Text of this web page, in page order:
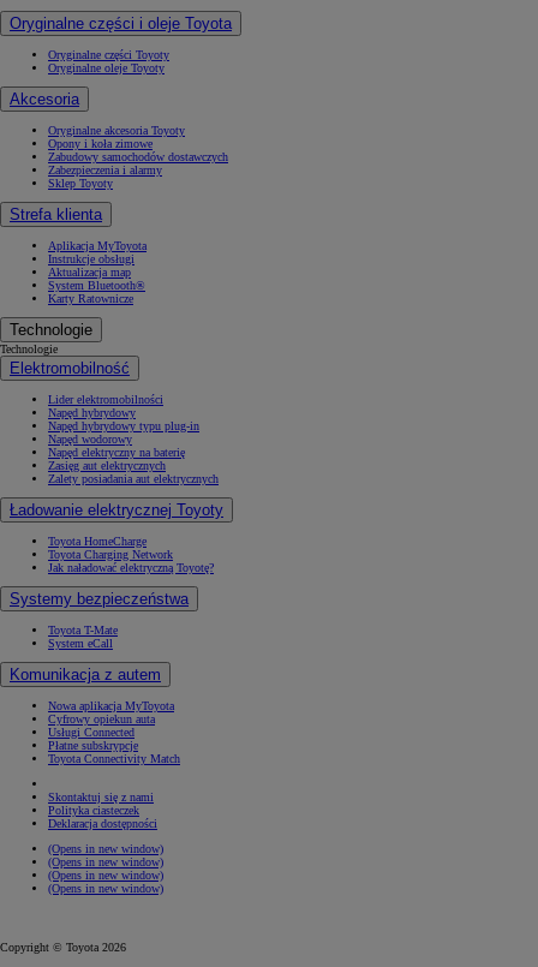
Oryginalne części i oleje Toyota
Oryginalne części Toyoty
Oryginalne oleje Toyoty
Akcesoria
Oryginalne akcesoria Toyoty
Opony i koła zimowe
Zabudowy samochodów dostawczych
Zabezpieczenia i alarmy
Sklep Toyoty
Strefa klienta
Aplikacja MyToyota
Instrukcje obsługi
Aktualizacja map
System Bluetooth®
Karty Ratownicze
Technologie
Technologie
Elektromobilność
Lider elektromobilności
Napęd hybrydowy
Napęd hybrydowy typu plug-in
Napęd wodorowy
Napęd elektryczny na baterię
Zasięg aut elektrycznych
Zalety posiadania aut elektrycznych
Ładowanie elektrycznej Toyoty
Toyota HomeCharge
Toyota Charging Network
Jak naładować elektryczną Toyotę?
Systemy bezpieczeństwa
Toyota T-Mate
System eCall
Komunikacja z autem
Nowa aplikacja MyToyota
Cyfrowy opiekun auta
Usługi Connected
Płatne subskrypcje
Toyota Connectivity Match
Skontaktuj się z nami
Polityka ciasteczek
Deklaracja dostępności
(Opens in new window)
(Opens in new window)
(Opens in new window)
(Opens in new window)
Copyright © Toyota 2026